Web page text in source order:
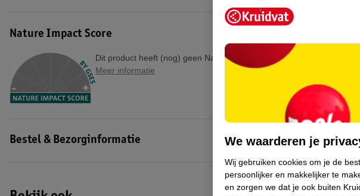
Nature Impact Score
Dit product heeft (nog) geen Nature Impact Score.
Meer informatie
Bestel & Bezorginformatie We waarderen je
Wij gebruiken cookies om je de
persoonlijker en makkelijker te
en zorgen we dat je ook buiten